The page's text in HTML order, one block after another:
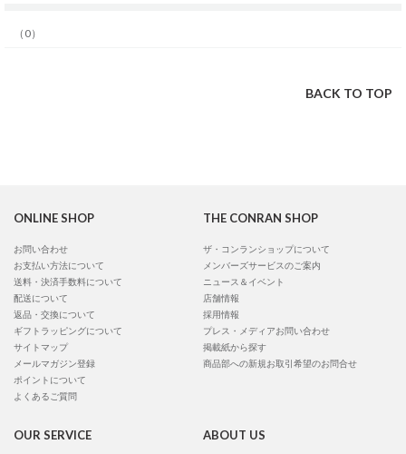
（0）
BACK TO TOP
ONLINE SHOP
お問い合わせ
お支払い方法について
送料・決済手数料について
配送について
返品・交換について
ギフトラッピングについて
サイトマップ
メールマガジン登録
ポイントについて
よくあるご質問
THE CONRAN SHOP
ザ・コンランショップについて
メンバーズサービスのご案内
ニュース＆イベント
店舗情報
採用情報
プレス・メディアお問い合わせ
掲載紙から探す
商品部への新規お取引希望のお問合せ
OUR SERVICE ABOUT US